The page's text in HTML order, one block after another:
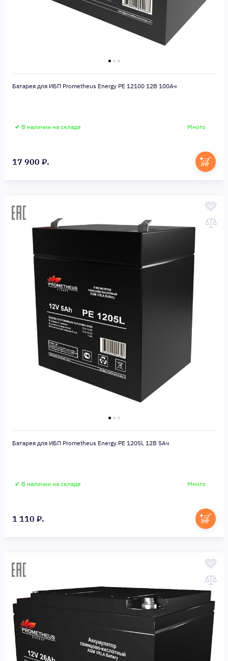
Батарея для ИБП Prometheus Energy PE 12100 12В 100Ач
✔ В наличии на складе Много
17 900 ₽.
Батарея для ИБП Prometheus Energy PE 1205L 12В 5Ач
✔ В наличии на складе Много
1 110 ₽.